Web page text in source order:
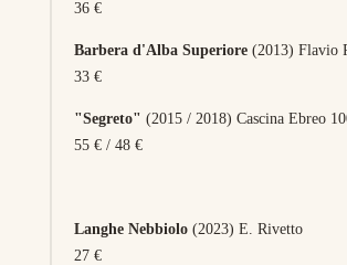
36 €
Barbera d'Alba Superiore(2013) Flavio
33 €
"Segreto" (2015 / 2018) Cascina Ebreo
55 € / 48 €
Langhe Nebbiolo(2023) E. Rivetto
27 €